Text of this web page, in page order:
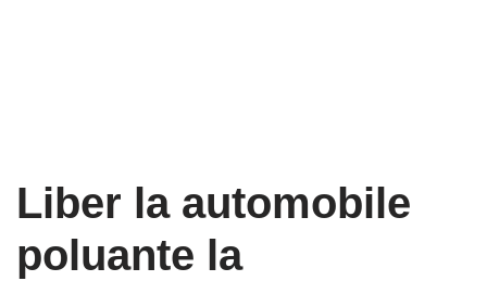
Liber la automobile
poluante la